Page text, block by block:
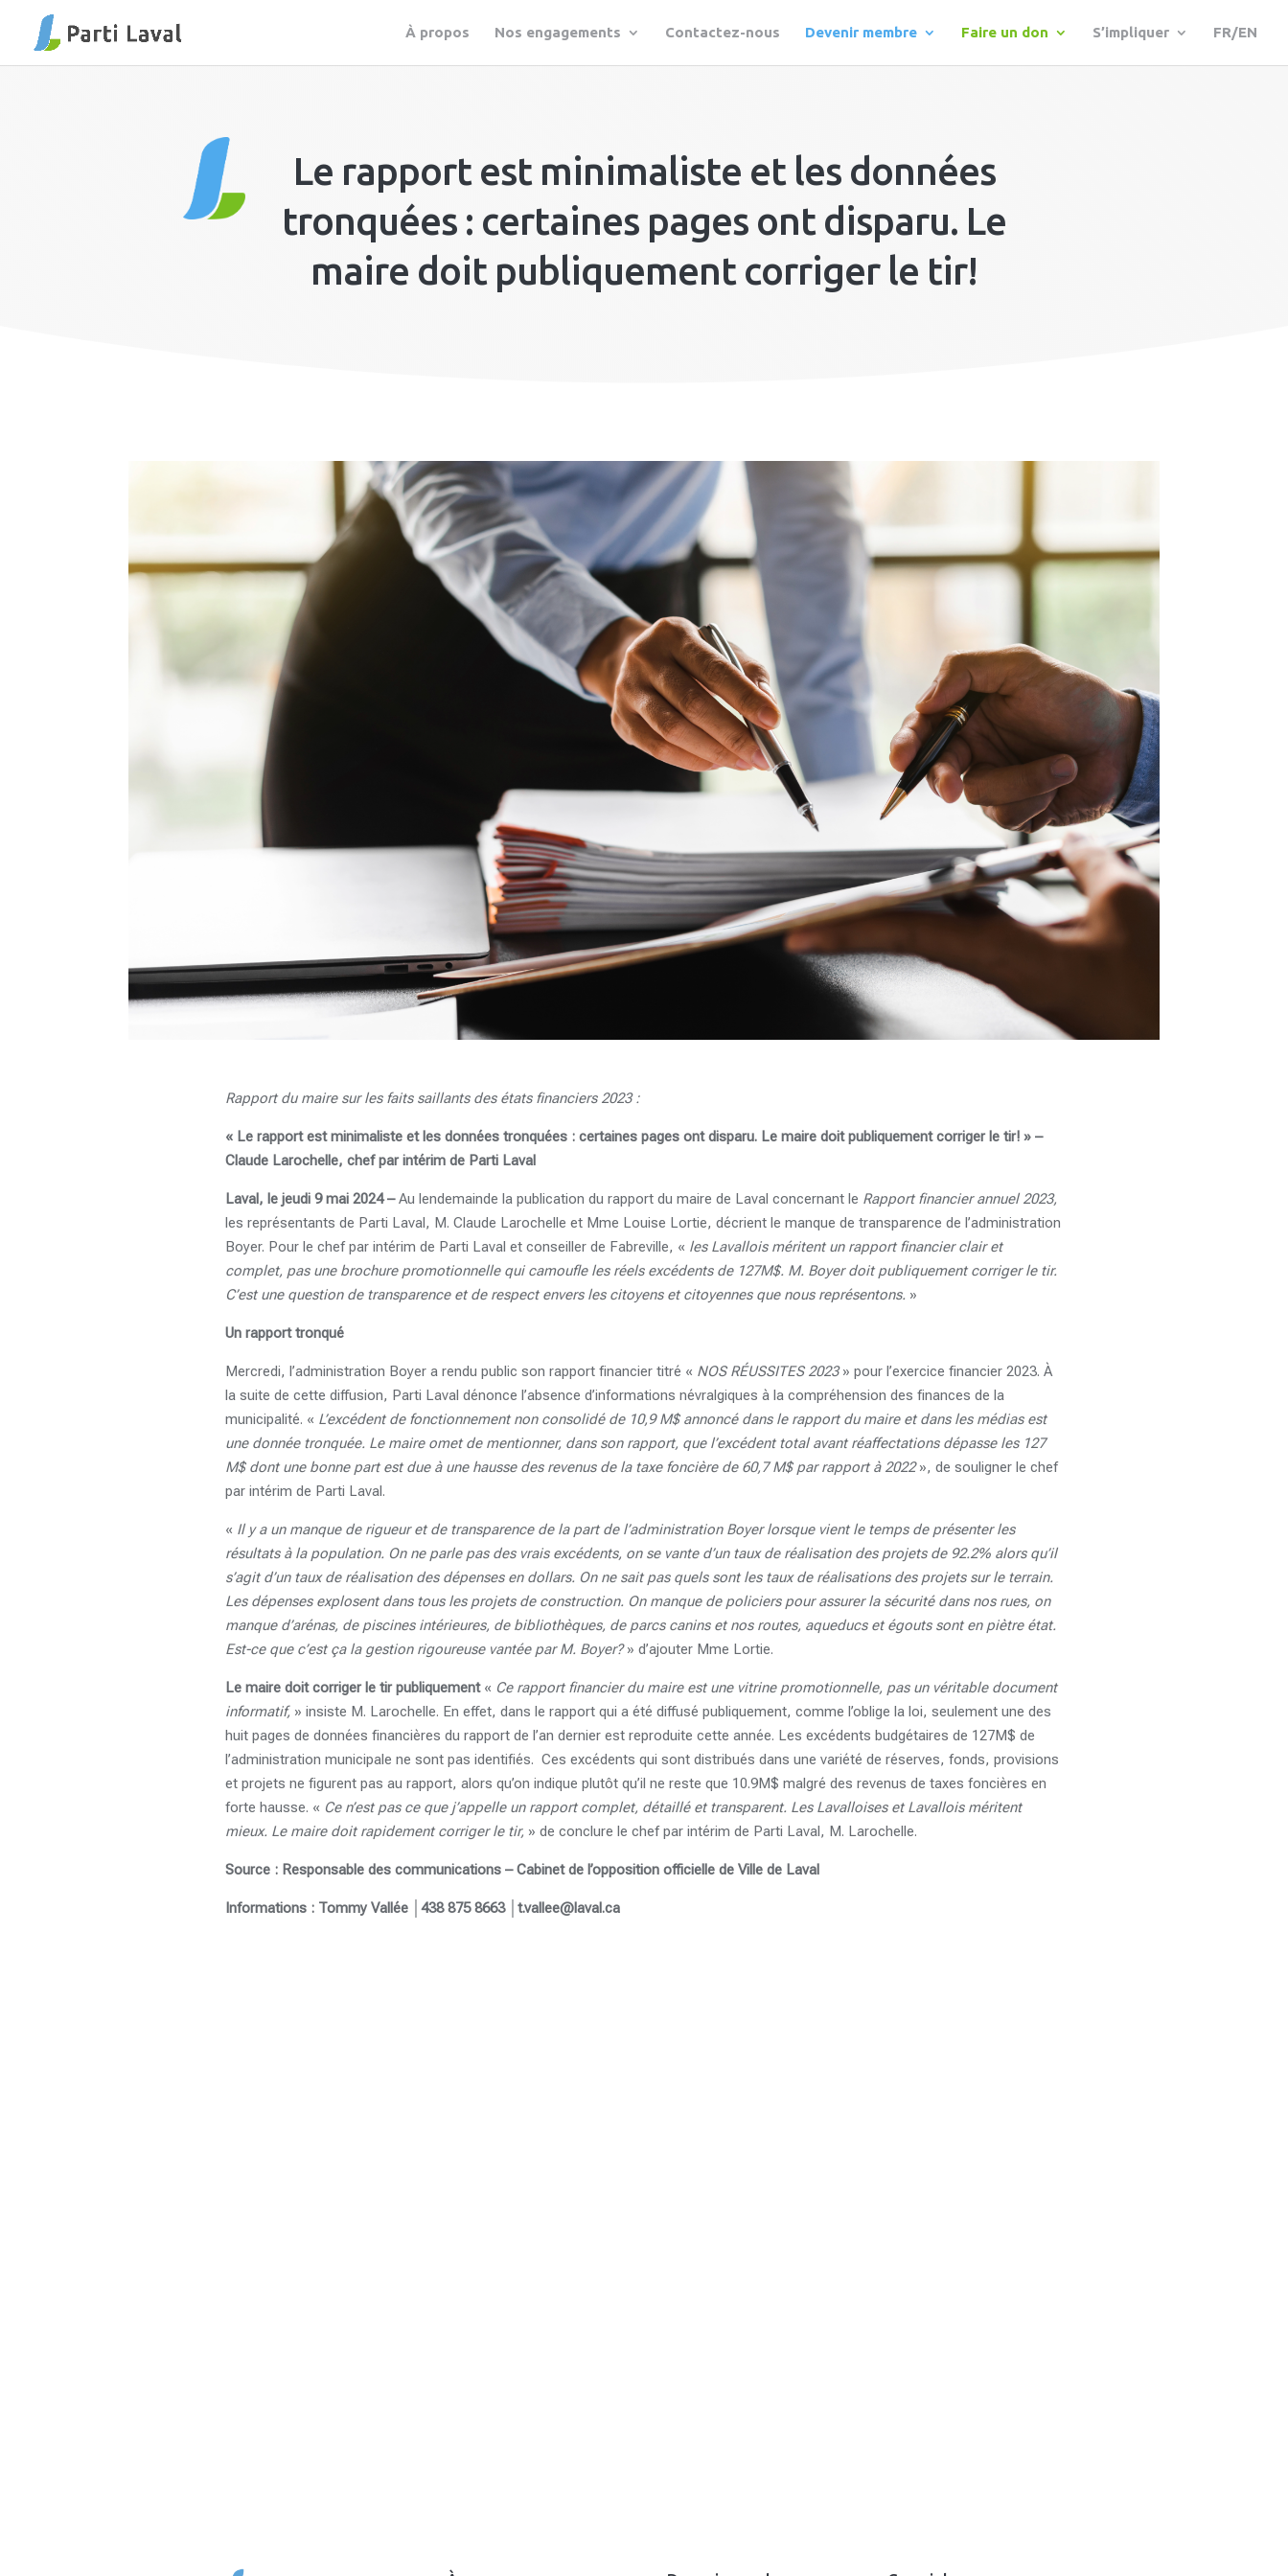
À propos Nos engagements Contactez-nous Devenir membre Faire un don S’impliquer FR/EN
Le rapport est minimaliste et les données
tronquées : certaines pages ont disparu. Le
maire doit publiquement corriger le tir!
Rapport du maire sur les faits saillants des états financiers 2023 :
« Le rapport est minimaliste et les données tronquées : certaines pages ont disparu. Le maire doit publiquement corriger le tir! » –
Claude Larochelle, chef par intérim de Parti Laval
Laval, le jeudi 9 mai 2024 –Au lendemainde la publication du rapport du maire de Laval concernant le Rapport financier annuel 2023,
les représentants de Parti Laval, M. Claude Larochelle et Mme Louise Lortie, décrient le manque de transparence de l’administration
Boyer. Pour le chef par intérim de Parti Laval et conseiller de Fabreville, « les Lavallois méritent un rapport financier clair et
complet, pas une brochure promotionnelle qui camoufle les réels excédents de 127M$. M. Boyer doit publiquement corriger le tir.
C’est une question de transparence et de respect envers les citoyens et citoyennes que nous représentons. »
Un rapport tronqué
Mercredi, l’administration Boyer a rendu public son rapport financier titré « NOS RÉUSSITES 2023» pour l’exercice financier 2023. À
la suite de cette diffusion, Parti Laval dénonce l’absence d’informations névralgiques à la compréhension des finances de la
municipalité. « L’excédent de fonctionnement non consolidé de 10,9 M$ annoncé dans le rapport du maire et dans les médias est
une donnée tronquée. Le maire omet de mentionner, dans son rapport, que l’excédent total avant réaffectations dépasse les 127
M$ dont une bonne part est due à une hausse des revenus de la taxe foncière de 60,7 M$ par rapport à 2022», de souligner le chef
par intérim de Parti Laval.
« Il y a un manque de rigueur et de transparence de la part de l’administration Boyer lorsque vient le temps de présenter les
résultats à la population. On ne parle pas des vrais excédents, on se vante d’un taux de réalisation des projets de 92.2% alors qu’il
s’agit d’un taux de réalisation des dépenses en dollars. On ne sait pas quels sont les taux de réalisations des projets sur le terrain.
Les dépenses explosent dans tous les projets de construction. On manque de policiers pour assurer la sécurité dans nos rues, on
manque d’arénas, de piscines intérieures, de bibliothèques, de parcs canins et nos routes, aqueducs et égouts sont en piètre état.
Est-ce que c’est ça la gestion rigoureuse vantée par M. Boyer?» d’ajouter Mme Lortie.
Le maire doit corriger le tir publiquement« Ce rapport financier du maire est une vitrine promotionnelle, pas un véritable document
informatif, » insiste M. Larochelle. En effet, dans le rapport qui a été diffusé publiquement, comme l’oblige la loi, seulement une des
huit pages de données financières du rapport de l’an dernier est reproduite cette année. Les excédents budgétaires de 127M$ de
l’administration municipale ne sont pas identifiés. Ces excédents qui sont distribués dans une variété de réserves, fonds, provisions
et projets ne figurent pas au rapport, alors qu’on indique plutôt qu’il ne reste que 10.9M$ malgré des revenus de taxes foncières en
forte hausse. « Ce n’est pas ce que j’appelle un rapport complet, détaillé et transparent. Les Lavalloises et Lavallois méritent
mieux. Le maire doit rapidement corriger le tir, » de conclure le chef par intérim de Parti Laval, M. Larochelle.
Source : Responsable des communications – Cabinet de l’opposition officielle de Ville de Laval
Informations : Tommy Vallée │438 875 8663 │t.vallee@laval.ca